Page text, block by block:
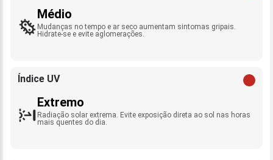
Médio
Mudanças no tempo e ar seco aumentam sintomas gripais.
Hidrate-se e evite aglomerações.
Índice UV
Extremo
Radiação solar extrema. Evite exposição direta ao sol nas horas
mais quentes do dia.